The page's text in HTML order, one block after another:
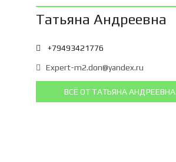
Татьяна Андреевна
+79493421776
Expert-m2.don@yandex.ru
ВСЁ ОТ ТАТЬЯНА АНДРЕЕВНА